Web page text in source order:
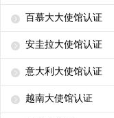
百慕大大使馆认证
安圭拉大使馆认证
意大利大使馆认证
越南大使馆认证